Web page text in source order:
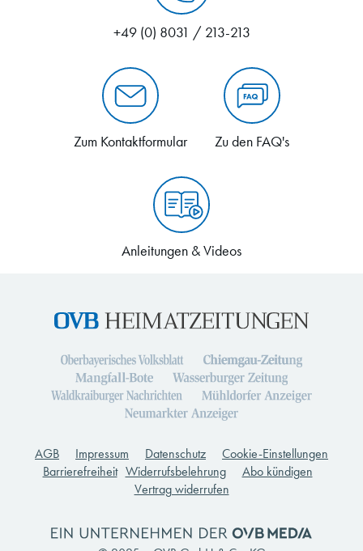
+49 (0) 8031 / 213-213
Zum Kontaktformular Zu den FAQ's
Anleitungen & Videos
AGB Impressum Datenschutz
Cookie-Einstellungen
Barrierefreiheit Widerrufsbelehrung
Abo kündigen
Vertrag widerrufen